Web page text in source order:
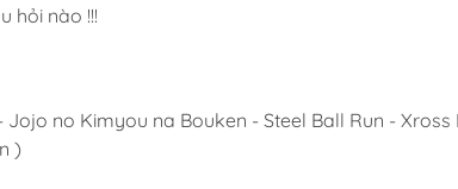
hỏi nào !!!
no Kimyou na Bouken - Steel Ball Run - Xross
)